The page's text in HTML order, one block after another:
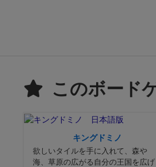
このボード
キングドミノ
欲しいタイルを手に入れて、森や
海、草原の広がる自分の王国を広げ